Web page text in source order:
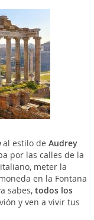
al estilo de Audrey
por las calles de la
meter la
en la Fontana
sabes, todos los
y ven a vivir tus